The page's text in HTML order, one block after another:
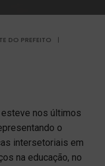
DO PREFEITO
|
esteve nos últimos
o
intersetoriais em
na educação, no